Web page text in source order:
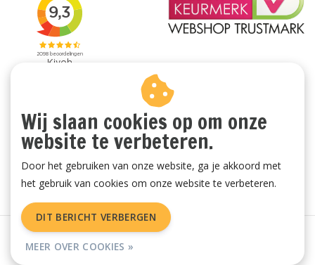
Algemene voorwaarden | Privacy Policy
Wij slaan cookies op om onze
website te verbeteren.
Door het gebruiken van onze website, ga je akkoord met
het gebruik van cookies om onze website te verbeteren.
DIT BERICHT VERBERGEN
MEER OVER COOKIES »